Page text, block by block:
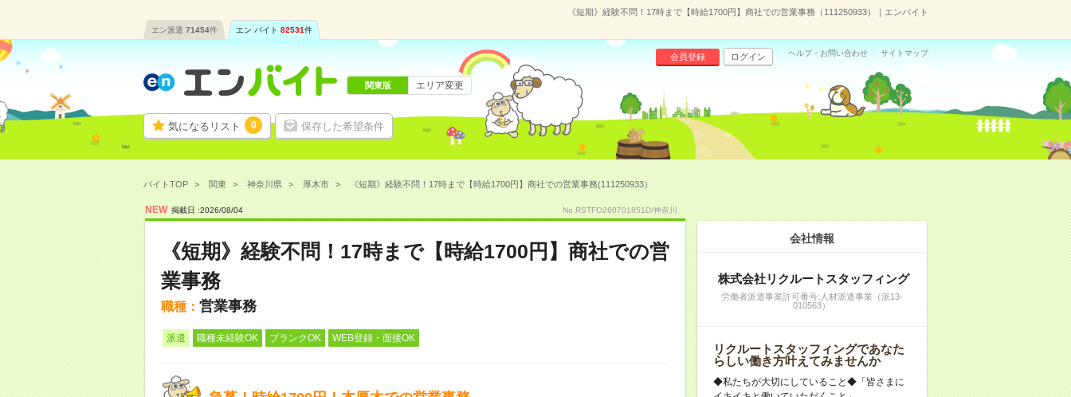
《短期》経験不問！17時まで【時給1700円】商社での営業事務（111250933）｜エンバイト
エン派遣 71454件 エン バイト 82531件
気になるリスト 0 保存した希望条件
会員登録 ログイン ヘルプ・お問い合わせ サイトマップ
関東版 エリア変更
バイトTOP 関東 神奈川県 厚木市 《短期》経験不問！17時まで【時給1700円】商社での営業事務(111250933）
NEW 掲載日 :2026/08/04 No.RSTFO260701851D/神奈川
《短期》経験不問！17時まで【時給1700円】商社での営
業事務
職種： 営業事務
派遣 職種未経験OK ブランクOK WEB登録・面接OK
会社情報
株式会社リクルートスタッフィング
労働者派遣事業許可番号:人材派遣事業（派13-
010563）
リクルートスタッフィングであなた
らしい働き方叶えてみませんか
◆私たちが大切にしていること◆「皆さまに